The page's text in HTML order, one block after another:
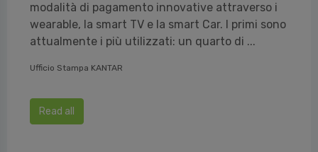
modalità di pagamento innovative attraverso i
wearable, la smart TV e la smart Car. I primi sono
attualmente i più utilizzati: un quarto di ...
Ufficio Stampa KANTAR
Read all